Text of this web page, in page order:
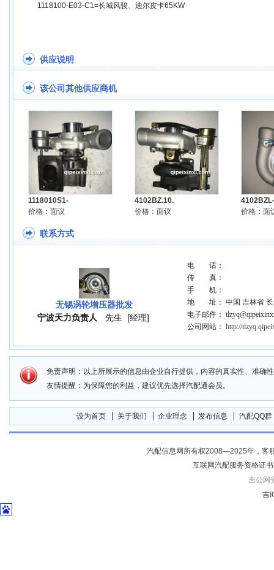
1118100-E03-C1=长城风骏、迪尔皮卡65KW
供应说明
该公司其他供应商机
1118010S1-
价格：面议
4102BZ.10.
价格：面议
价格：面
联系方式
无锡涡轮增压器批发
宁波天力负责人
先生 [经理]
电 话：
传 真：
手 机：
地 址： 中国 吉林省 长
电子邮件：
公司网站：http://
免责声明：以上所展示的信息由企业自行提供，内容的真实性、准确
友情提醒：为保障您的利益，建议优先选择汽配通会员。
设为首页 关于我们 企业理念 发布信息 汽配QQ群
汽配信息网所有权2008—2025年，客
互联网汽配服务资格证
吉公网
吉